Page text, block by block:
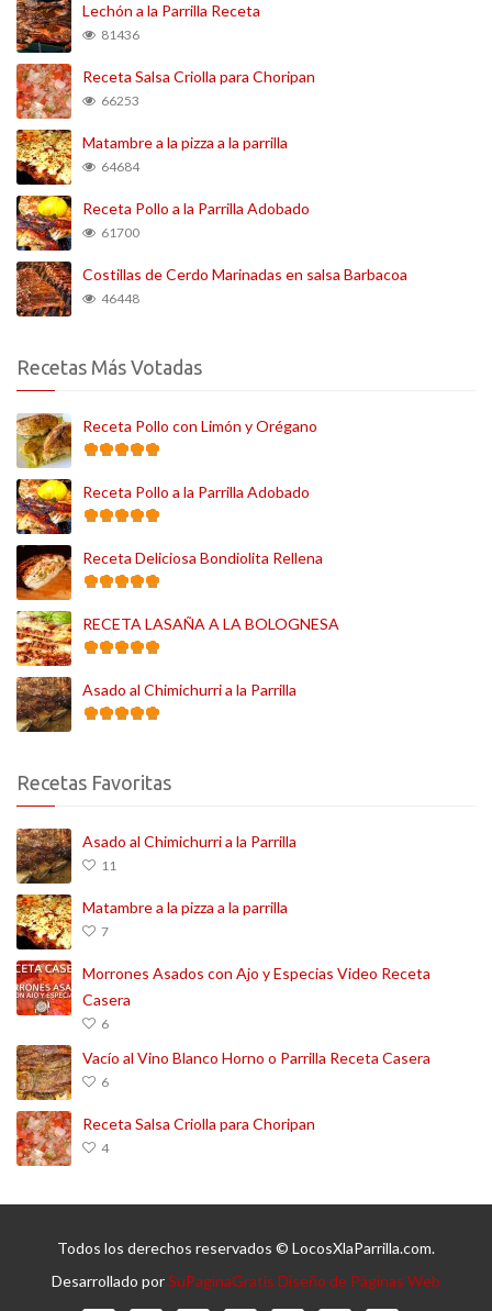
Lechón a la Parrilla Receta
81436
Receta Salsa Criolla para Choripan
66253
Matambre a la pizza a la parrilla
64684
Receta Pollo a la Parrilla Adobado
61700
Costillas de Cerdo Marinadas en salsa Barbacoa
46448
Recetas Más Votadas
Receta Pollo con Limón y Orégano
Receta Pollo a la Parrilla Adobado
Receta Deliciosa Bondiolita Rellena
RECETA LASAÑA A LA BOLOGNESA
Asado al Chimichurri a la Parrilla
Recetas Favoritas
Asado al Chimichurri a la Parrilla
11
Matambre a la pizza a la parrilla
7
Morrones Asados con Ajo y Especias Video Receta
Casera
6
Vacío al Vino Blanco Horno o Parrilla Receta Casera
6
Receta Salsa Criolla para Choripan
4
Todos los derechos reservados © LocosXlaParrilla.com.
Desarrollado porSuPaginaGratis Diseño de Páginas Web